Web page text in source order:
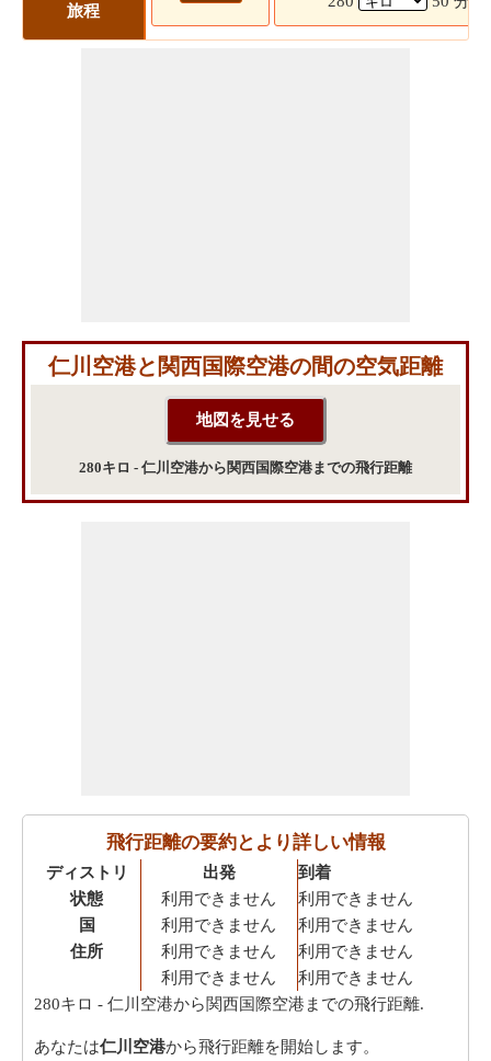
旅程
仁川空港と関西国際空港の間の空気距離
280キロ - 仁川空港から関西国際空港までの飛行距離
飛行距離の要約とより詳しい情報
ディストリ
状態
国
住所
出発
利用できません
利用できません
利用できません
利用できません
到着
利用できません
利用できません
利用できません
利用できません
280キロ - 仁川空港から関西国際空港までの飛行距離.
あなたは仁川空港から飛行距離を開始します。